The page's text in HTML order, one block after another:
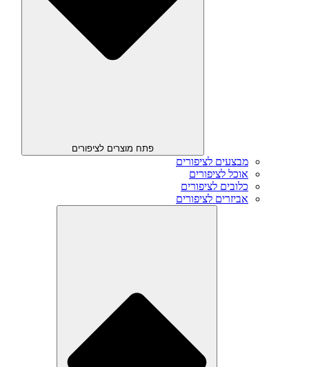
פתח מוצרים לציפורים
מבצעים לציפורים
אוכל לציפורים
כלובים לציפורים
אביזרים לציפורים